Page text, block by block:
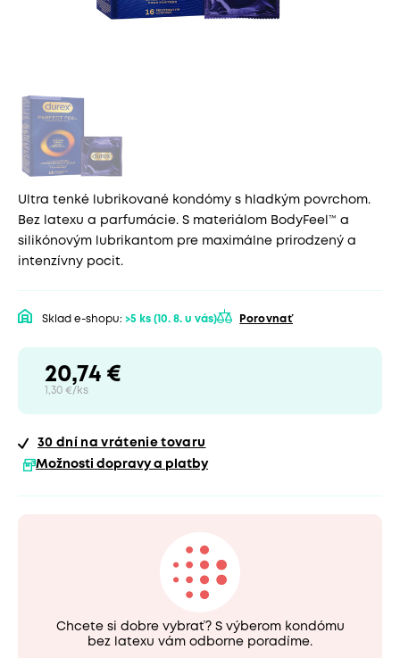
Ultra tenké lubrikované kondómy s hladkým povrchom.
Bez latexu a parfumácie. S materiálom BodyFeel™ a
silikónovým lubrikantom pre maximálne prirodzený a
intenzívny pocit.
Sklad e-shopu: >5 ks (10. 8. u vás) Porovnať
20,74 €
1,30 €/ks
30 dní na vrátenie tovaru
Možnosti dopravy a platby
Chcete si dobre vybrať? S výberom kondómu
bez latexu vám odborne poradíme.